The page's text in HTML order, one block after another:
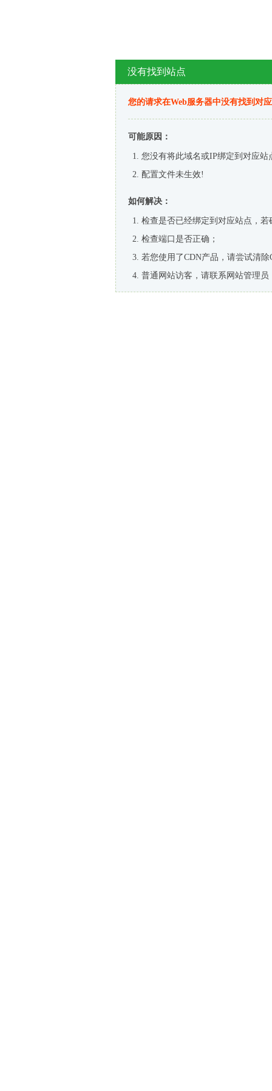
没有找到站点
您的请求在Web服务器中没有找到对
可能原因：
您没有将此域名或IP绑定到对应站
配置文件未生效!
如何解决：
检查是否已经绑定到对应站点，
检查端口是否正确；
若您使用了CDN产品，请尝试清除
普通网站访客，请联系网站管理员